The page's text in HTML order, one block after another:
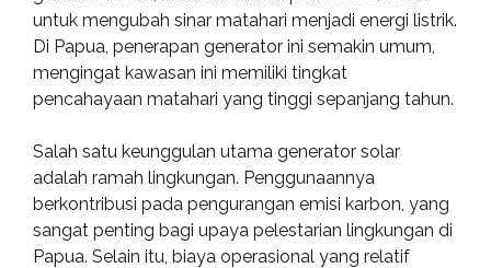
untuk mengubah sinar matahari menjadi energi listrik.
Di Papua, penerapan generator ini semakin umum,
mengingat kawasan ini memiliki tingkat
pencahayaan matahari yang tinggi sepanjang tahun.
Salah satu keunggulan utama generator solar
adalah ramah lingkungan. Penggunaannya
berkontribusi pada pengurangan emisi karbon, yang
sangat penting bagi upaya pelestarian lingkungan di
Papua. Selain itu, biaya operasional yang relatif